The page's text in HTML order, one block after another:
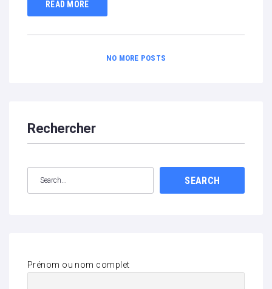
READ MORE
NO MORE POSTS
Rechercher
SEARCH
Prénom ou nom complet